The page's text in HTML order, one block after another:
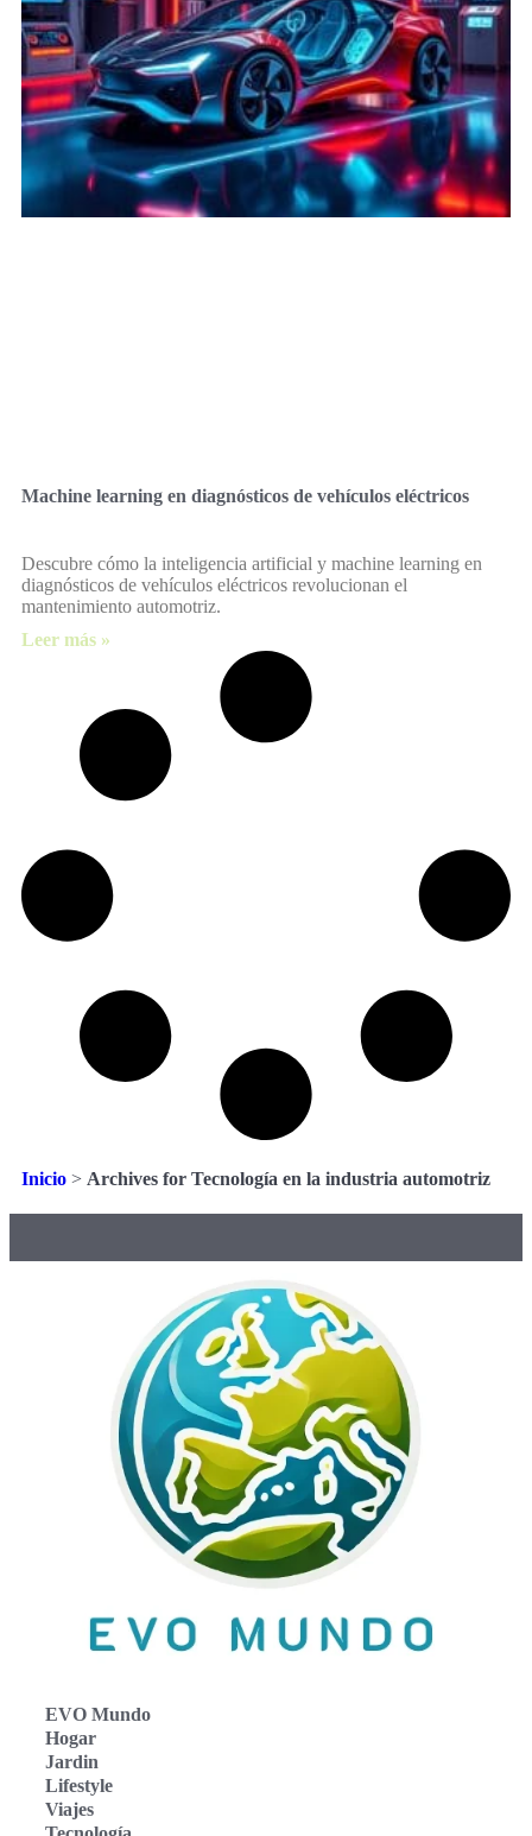
Machine learning en diagnósticos de vehículos eléctricos
Descubre cómo la inteligencia artificial y machine learning en
diagnósticos de vehículos eléctricos revolucionan el
mantenimiento automotriz.
Leer más »
Inicio > Archives for Tecnología en la industria automotriz
EVO Mundo
Hogar
Jardin
Lifestyle
Viajes